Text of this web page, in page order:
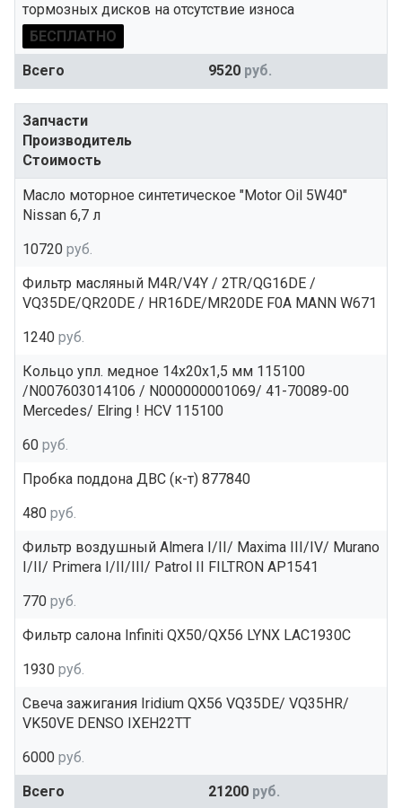
тормозных дисков на отсутствие износа
БЕСПЛАТНО
Всего
9520 руб.
Запчасти
Производитель
Стоимость
Масло моторное синтетическое "Motor Oil 5W40"
Nissan 6,7 л
10720 руб.
Фильтр масляный M4R/V4Y / 2TR/QG16DE /
VQ35DE/QR20DE / HR16DE/MR20DE F0A MANN W671
1240 руб.
Кольцо упл. медное 14x20x1,5 мм 115100
/N007603014106 / N000000001069/ 41-70089-00
Mercedes/ Elring ! HCV 115100
60 руб.
Пробка поддона ДВС (к-т) 877840
480 руб.
Фильтр воздушный Almera I/II/ Maxima III/IV/ Murano
I/II/ Primera I/II/III/ Patrol II FILTRON AP1541
770 руб.
Фильтр салона Infiniti QX50/QX56 LYNX LAC1930C
1930 руб.
Свеча зажигания Iridium QX56 VQ35DE/ VQ35HR/
VK50VE DENSO IXEH22TT
6000 руб.
Всего
21200 руб.